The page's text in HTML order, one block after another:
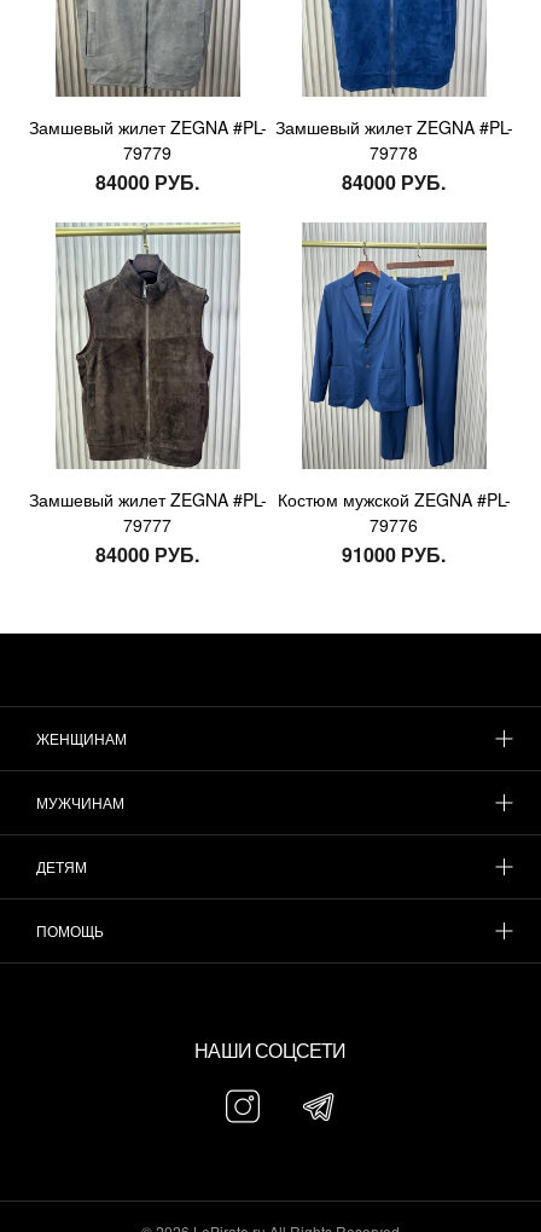
Замшевый жилет ZEGNA #PL-
79779
84000 РУБ.
Замшевый жилет ZEGNA #PL-
79778
84000 РУБ.
Замшевый жилет ZEGNA #PL-
79777
84000 РУБ.
Костюм мужской ZEGNA #PL-
79776
91000 РУБ.
ЖЕНЩИНАМ
МУЖЧИНАМ
ДЕТЯМ
ПОМОЩЬ
НАШИ СОЦСЕТИ